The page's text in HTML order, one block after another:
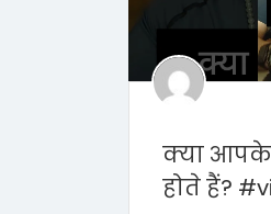
क्या आपके
होते हैं?